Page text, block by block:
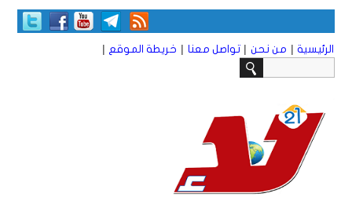
الرئيسية | من نحن | تواصل معنا | خريطة الموقع |